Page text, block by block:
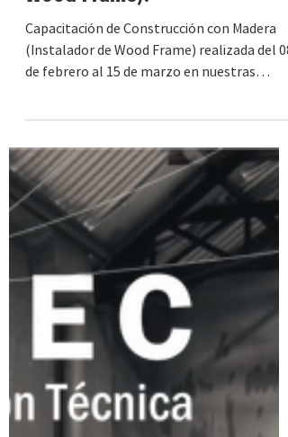
#37 • Montevideo | Curso
práctico de Construcción
con Madera (Instalador de
(Instalador de Wood Frame) realizada del 08
de febrero al 15 de marzo en nuestras
instalaciones.